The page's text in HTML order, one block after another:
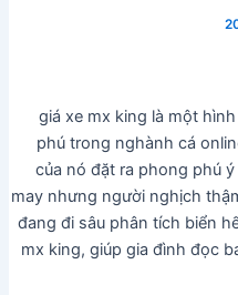
giá xe mx king là một
phú trong nghành cá
của nó đặt ra phong phú
may nhưng người nghịch
đang đi sâu phân tích biển
mx king, giúp gia đình đọc